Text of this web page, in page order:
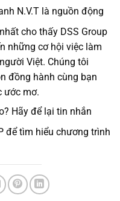
N.V.T là nguồn động
cho thấy DSS Group
những cơ hội việc làm
Việt. Chúng tôi
đồng hành cùng bạn
ước mơ.
Hãy để lại tin nhắn
để tìm hiểu chương trình